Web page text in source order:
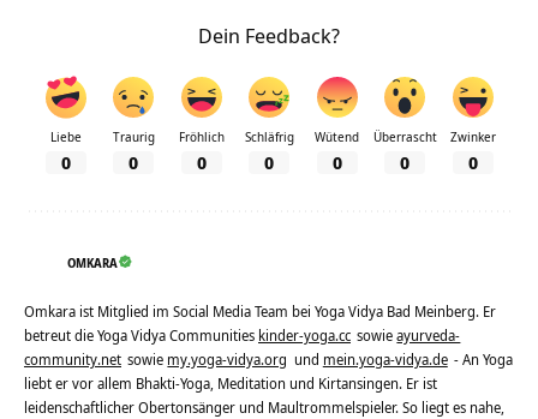
Dein Feedback?
Liebe
0
Traurig
0
Fröhlich
0
Schläfrig
0
Wütend
0
Überrascht
0
Zwinker
0
OMKARA
Omkara ist Mitglied im Social Media Team bei Yoga Vidya Bad Meinberg. Er
betreut die Yoga Vidya Communities kinder-yoga.cc sowieayurveda-
community.net sowie my.yoga-vidya.org und mein.yoga-vidya.de - An Yoga
liebt er vor allem Bhakti-Yoga, Meditation und Kirtansingen. Er ist
leidenschaftlicher Obertonsänger und Maultrommelspieler. So liegt es nahe,